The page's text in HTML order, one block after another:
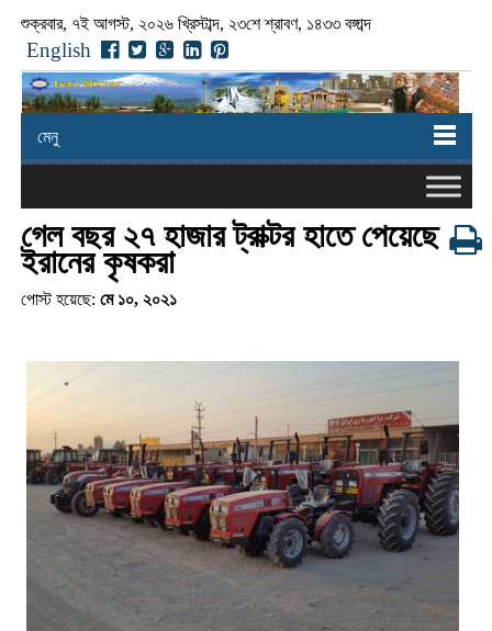
শুক্রবার, ৭ই আগস্ট, ২০২৬ খ্রিস্টাব্দ, ২৩শে শ্রাবণ, ১৪৩৩ বঙ্গাব্দ
English
মেনু
গেল বছর ২৭ হাজার ট্রাক্টর হাতে পেয়েছে
ইরানের কৃষকরা
পোস্ট হয়েছে: মে ১০, ২০২১